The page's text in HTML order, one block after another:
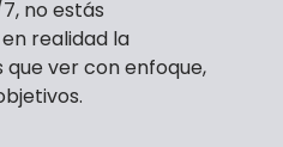
no estás
realidad la
ver con enfoque,